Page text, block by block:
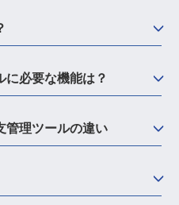
に必要な機能は？
管理ツールの違い